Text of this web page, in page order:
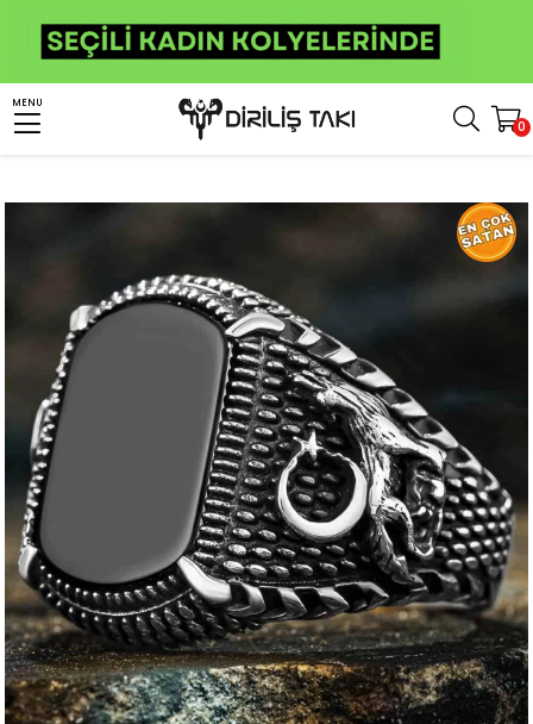
MENU
0
Erkek Gümüş Yüzük
Bozkurt Desenli Pençe Gümüş Yüzük